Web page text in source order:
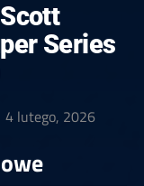
Series
4 lutego, 2026